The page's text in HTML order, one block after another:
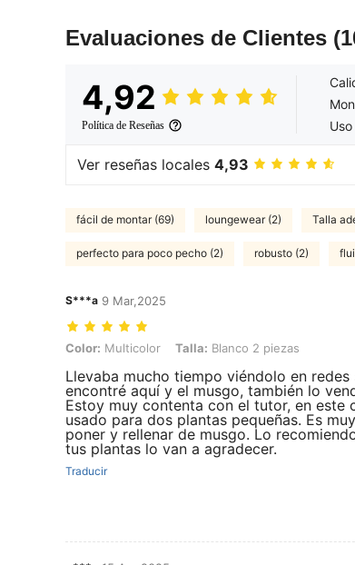
Evaluaciones de Clientes
4,92
Política de Reseñas
Uso
Ver reseñas locales 4,93
fácil de montar (69) loungewear (2) Talla
perfecto para poco pecho (2) robusto (2)
S***a 9 Mar,2025
Color: Multicolor, Talla: Blanco 2 piezas
Color: Multicolor Talla: Blanco 2 piezas
Llevaba mucho tiempo viéndolo en redes
encontré aquí y el musgo, también lo
Estoy muy contenta con el tutor, en este
usado para dos plantas pequeñas. Es
poner y rellenar de musgo. Lo
tus plantas lo van a agradecer.
Traducir